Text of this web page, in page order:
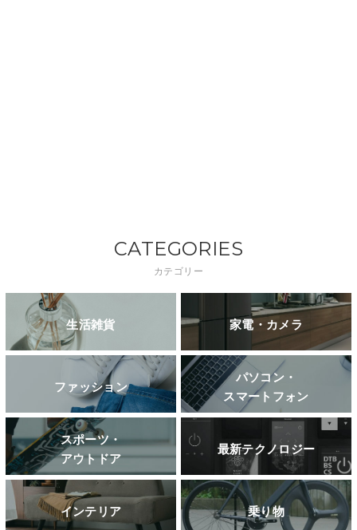
CATEGORIES
カテゴリー
生活雑貨 家電・カメラ
ファッション
パソコン・
スマートフォン
スポーツ・
アウトドア
最新テクノロジー
インテリア 乗り物